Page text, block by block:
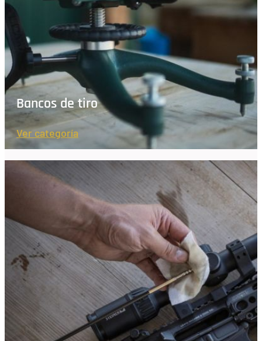
Bancos de tiro
Ver categoría